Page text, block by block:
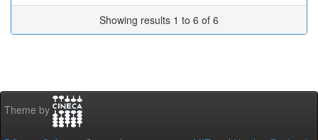
Showing results 1 to 6 of 6
Theme by